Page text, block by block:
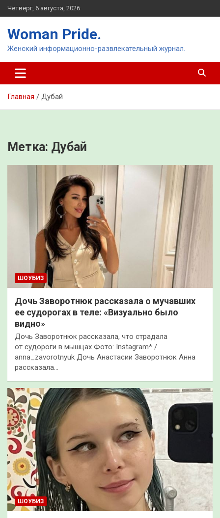
Перейти
к
Четверг, 6 августа, 2026
Woman Pride.
Женский информационно-развлекательный журнал.
Главная Дубай
Метка: Дубай
ШОУБИЗ
Дочь Заворотнюк рассказала о мучавших
ее судорогах в теле: «Визуально было
видно»
Дочь Заворотнюк рассказала, что страдала
от судороги в мышцах Фото: Instagram* /
anna_zavorotnyuk Дочь Анастасии Заворотнюк Анна
рассказала…
ШОУБИЗ